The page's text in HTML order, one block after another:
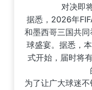
对决即
据悉，2026年
和墨西哥三国共
球盛宴。据悉，
式开始，届时将
为了让广大球迷